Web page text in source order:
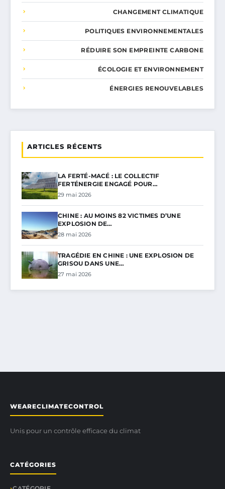
CHANGEMENT CLIMATIQUE
POLITIQUES ENVIRONNEMENTALES
RÉDUIRE SON EMPREINTE CARBONE
ÉCOLOGIE ET ENVIRONNEMENT
ÉNERGIES RENOUVELABLES
ARTICLES RÉCENTS
LA FERTÉ-MACÉ : LE COLLECTIF
FERTÉNERGIE ENGAGÉ POUR…
29 mai 2026
CHINE : AU MOINS 82 VICTIMES D’UNE
EXPLOSION DE…
28 mai 2026
TRAGÉDIE EN CHINE : UNE EXPLOSION DE
GRISOU DANS UNE…
27 mai 2026
WEARECLIMATECONTROL
Unis pour un contrôle efficace du climat
CATÉGORIES